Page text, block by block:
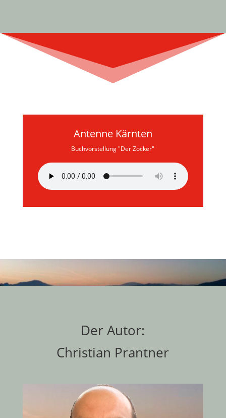
Antenne Kärnten
Buchvorstellung "Der Zocker"
Der Autor:
Christian Prantner